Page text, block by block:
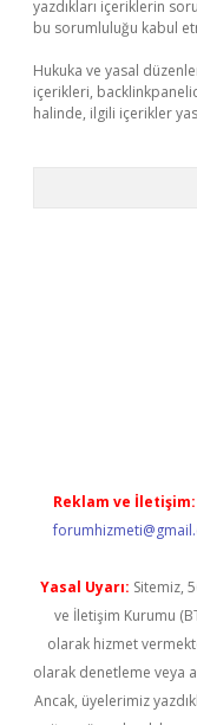
yazdıkları içeriklerin
bu sorumluluğu kabul
Hukuka ve yasal
içerikleri,
halinde, ilgili içerikler
Reklam ve İletişim:
Yasal Uyarı: Sitemiz,
ve İletişim Kurumu
olarak hizmet
olarak denetleme veya
Ancak, üyelerimiz